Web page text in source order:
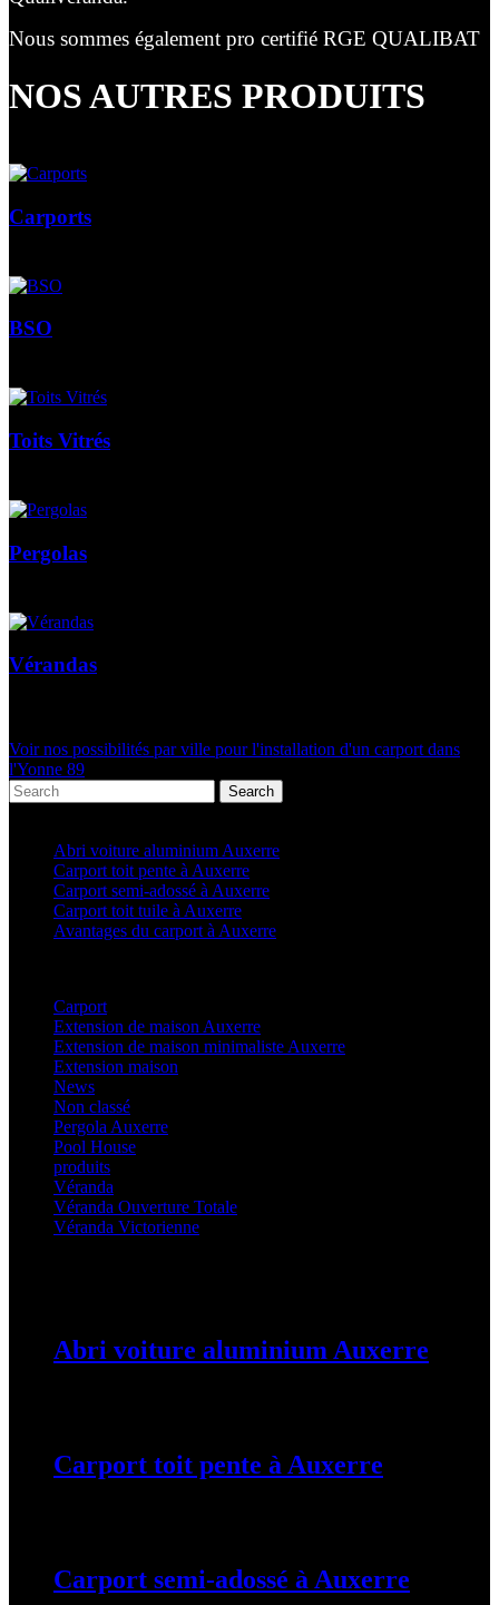
Nous sommes également pro certifié RGE QUALIBAT
NOS AUTRES PRODUITS
Carports
BSO
Toits Vitrés
Pergolas
Vérandas
Voir nos possibilités par ville pour l'installation d'un carport dans
l'Yonne 89
Search
Abri voiture aluminium Auxerre
Carport toit pente à Auxerre
Carport semi-adossé à Auxerre
Carport toit tuile à Auxerre
Avantages du carport à Auxerre
Carport(36)
Extension de maison Auxerre
Extension de maison minimaliste Auxerre
Extension maison
News
Non classé
Pergola Auxerre
Pool House
produits
Véranda
Véranda Ouverture Totale
Véranda Victorienne
Abri voiture aluminium Auxerre
Carport toit pente à Auxerre
Carport semi-adossé à Auxerre